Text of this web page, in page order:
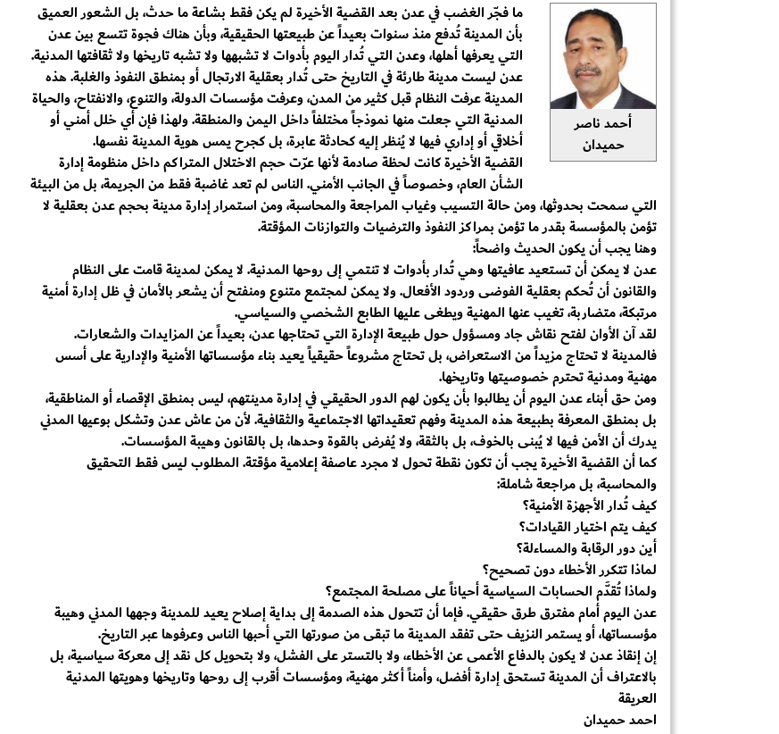
أحمد ناصر
حميدان
ما فجّر الغضب في عدن بعد القضية الأخيرة لم يكن فقط بشاعة ما حدث، بل الشعور العميق
بأن المدينة تُدفع منذ سنوات بعيداً عن طبيعتها الحقيقية، وبأن هناك فجوة تتسع بين عدن
التي يعرفها أهلها، وعدن التي تُدار اليوم بأدوات لا تشبهها ولا تشبه تاريخها ولا ثقافتها المدنية.
عدن ليست مدينة طارئة في التاريخ حتى تُدار بعقلية الارتجال أو بمنطق النفوذ والغلبة. هذه
المدينة عرفت النظام قبل كثير من المدن، وعرفت مؤسسات الدولة، والتنوع، والانفتاح، والحياة
المدنية التي جعلت منها نموذجاً مختلفاً داخل اليمن والمنطقة. ولهذا فإن أي خلل أمني أو
أخلاقي أو إداري فيها لا يُنظر إليه كحادثة عابرة، بل كجرح يمس هوية المدينة نفسها.
القضية الأخيرة كانت لحظة صادمة لأنها عرّت حجم الاختلال المتراكم داخل منظومة إدارة
الشأن العام، وخصوصاً في الجانب الأمني. الناس لم تعد غاضبة فقط من الجريمة، بل من البيئة
التي سمحت بحدوثها، ومن حالة التسيب وغياب المراجعة والمحاسبة، ومن استمرار إدارة مدينة بحجم عدن بعقلية لا
تؤمن بالمؤسسة بقدر ما تؤمن بمراكز النفوذ والترضيات والتوازنات المؤقتة.
وهنا يجب أن يكون الحديث واضحاً:
عدن لا يمكن أن تستعيد عافيتها وهي تُدار بأدوات لا تنتمي إلى روحها المدنية. لا يمكن لمدينة قامت على النظام
والقانون أن تُحكم بعقلية الفوضى وردود الأفعال. ولا يمكن لمجتمع متنوع ومنفتح أن يشعر بالأمان في ظل إدارة أمنية
مرتبكة، متضاربة، تغيب عنها المهنية ويطغى عليها الطابع الشخصي والسياسي.
لقد آن الأوان لفتح نقاش جاد ومسؤول حول طبيعة الإدارة التي تحتاجها عدن، بعيداً عن المزايدات والشعارات.
فالمدينة لا تحتاج مزيداً من الاستعراض، بل تحتاج مشروعاً حقيقياً يعيد بناء مؤسساتها الأمنية والإدارية على أسس
مهنية ومدنية تحترم خصوصيتها وتاريخها.
ومن حق أبناء عدن اليوم أن يطالبوا بأن يكون لهم الدور الحقيقي في إدارة مدينتهم، ليس بمنطق الإقصاء أو المناطقية،
بل بمنطق المعرفة بطبيعة هذه المدينة وفهم تعقيداتها الاجتماعية والثقافية. لأن من عاش عدن وتشكل بوعيها المدني
يدرك أن الأمن فيها لا يُبنى بالخوف، بل بالثقة، ولا يُفرض بالقوة وحدها، بل بالقانون وهيبة المؤسسات.
كما أن القضية الأخيرة يجب أن تكون نقطة تحول لا مجرد عاصفة إعلامية مؤقتة. المطلوب ليس فقط التحقيق
والمحاسبة، بل مراجعة شاملة:
كيف تُدار الأجهزة الأمنية؟
كيف يتم اختيار القيادات؟
أين دور الرقابة والمساءلة؟
لماذا تتكرر الأخطاء دون تصحيح؟
ولماذا تُقدَّم الحسابات السياسية أحياناً على مصلحة المجتمع؟
عدن اليوم أمام مفترق طرق حقيقي. فإما أن تتحول هذه الصدمة إلى بداية إصلاح يعيد للمدينة وجهها المدني وهيبة
مؤسساتها، أو يستمر النزيف حتى تفقد المدينة ما تبقى من صورتها التي أحبها الناس وعرفوها عبر التاريخ.
إن إنقاذ عدن لا يكون بالدفاع الأعمى عن الأخطاء، ولا بالتستر على الفشل، ولا بتحويل كل نقد إلى معركة سياسية، بل
بالاعتراف أن المدينة تستحق إدارة أفضل، وأمناً أكثر مهنية، ومؤسسات أقرب إلى روحها وتاريخها وهويتها المدنية
العريقة
احمد حميدان